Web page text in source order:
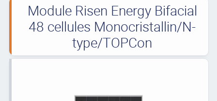
Module Risen Energy Bifacial
48 cellules Monocristallin/N-
type/TOPCon